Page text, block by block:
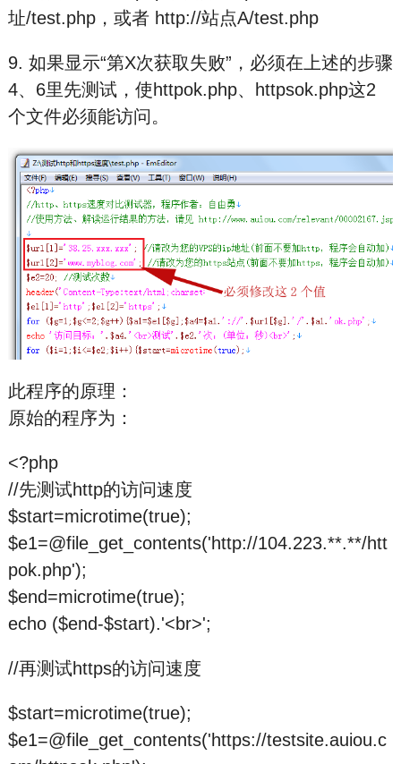
址/test.php，或者 http://站点A/test.php
9. 如果显示“第X次获取失败”，必须在上述的步骤
4、6里先测试，使httpok.php、httpsok.php这2
个文件必须能访问。
此程序的原理：
原始的程序为：
<?php
//先测试http的访问速度
$start=microtime(true);
$e1=@file_get_contents('http://104.223.**.**/htt
pok.php');
$end=microtime(true);
echo ($end-$start).'<br>';
//再测试https的访问速度
$start=microtime(true);
$e1=@file_get_contents('https://testsite.auiou.c